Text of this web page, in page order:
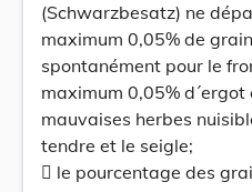
(Schwarzbesatz) ne
maximum 0,05% de
spontanément pour le
maximum 0,05%
mauvaises herbes
tendre et le seigle;
 le pourcentage des